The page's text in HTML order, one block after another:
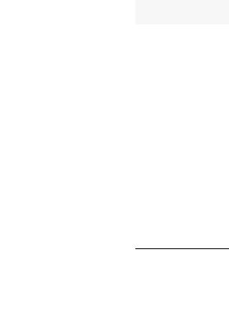
ショッピングガイド